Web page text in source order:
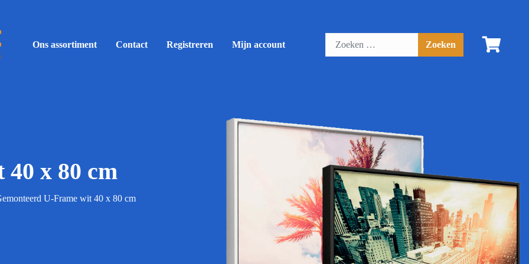
Ons assortiment Contact Registreren Mijn account
x 80 cm
U-Frame wit 40 x 80 cm